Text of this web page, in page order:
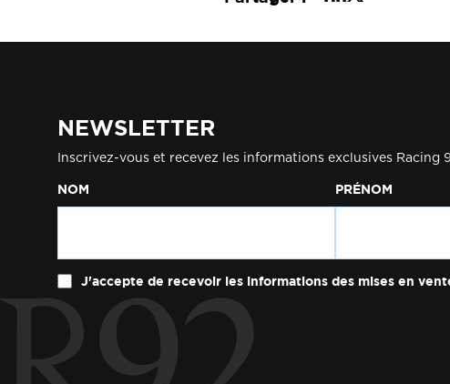
NEWSLETTER
Inscrivez-vous et recevez les informations exclusives Racing
NOM PRÉNOM
J'accepte de recevoir les informations des mises en